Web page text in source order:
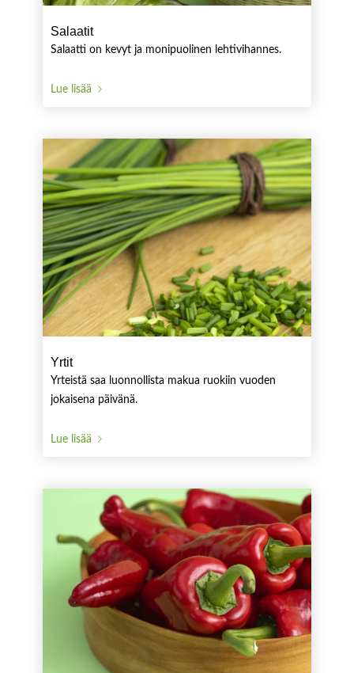
Salaatit
Salaatti on kevyt ja monipuolinen lehtivihannes.
Lue lisää
Yrtit
Yrteistä saa luonnollista makua ruokiin vuoden
jokaisena päivänä.
Lue lisää